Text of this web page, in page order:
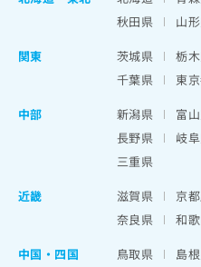
秋田県
山
関東
茨城県 栃
千葉県
東
中部
新潟県 富
長野県
岐
三重県
近畿
滋賀県 京
奈良県
和
中国・四国
鳥取県 島